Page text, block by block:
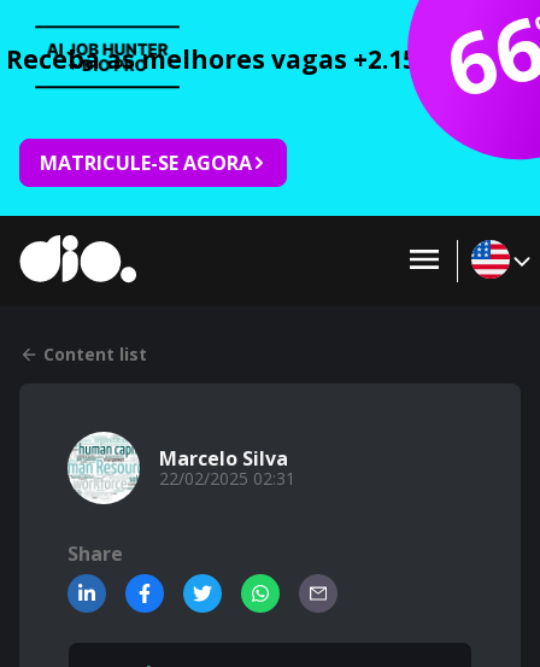
Receba as melhores vagas +2.150 cursos
MATRICULE-SE AGORA
Content list
Marcelo Silva
22/02/2025 02:31
Share